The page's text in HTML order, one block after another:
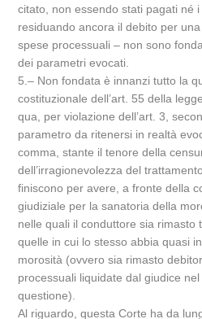
citato, non essendo stati pagati né i
residuando ancora il debito per
spese processuali – non sono
dei parametri evocati.
5.‒ Non fondata è innanzi tutto la
costituzionale dell’art. 55 della
qua, per violazione dell’art. 3,
parametro da ritenersi in realtà
comma, stante il tenore della
dell’irragionevolezza del
finiscono per avere, a fronte della
giudiziale per la sanatoria della
nelle quali il conduttore sia rimasto
quelle in cui lo stesso abbia quasi
morosità (ovvero sia rimasto
processuali liquidate dal giudice
questione).
Al riguardo, questa Corte ha da